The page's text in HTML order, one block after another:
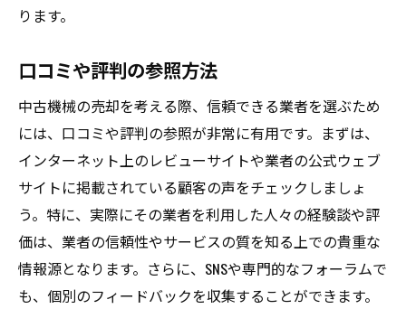
ります。
口コミや評判の参照方法
中古機械の売却を考える際、信頼できる業者を選ぶため
には、口コミや評判の参照が非常に有用です。まずは、
インターネット上のレビューサイトや業者の公式ウェブ
サイトに掲載されている顧客の声をチェックしましょ
う。特に、実際にその業者を利用した人々の経験談や評
価は、業者の信頼性やサービスの質を知る上での貴重な
情報源となります。さらに、SNSや専門的なフォーラムで
も、個別のフィードバックを収集することができます。